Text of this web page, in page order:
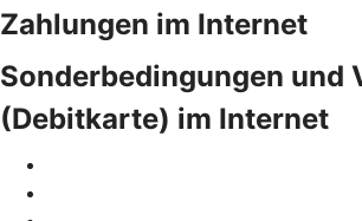
Zahlungen im Internet
Sonderbedingungen
(Debitkarte) im Internet